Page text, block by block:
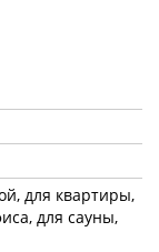
для квартиры,
для сауны,